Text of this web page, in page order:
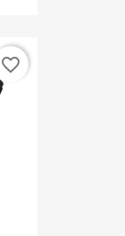
favorite_border